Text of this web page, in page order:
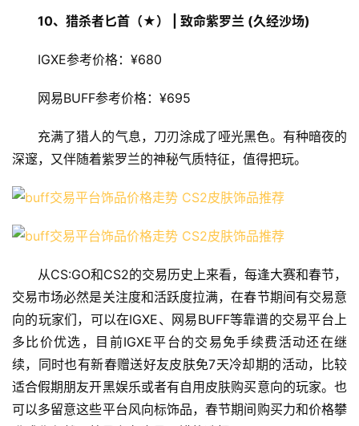
10、猎杀者匕首（★） | 致命紫罗兰 (久经沙场)
IGXE参考价格：¥680
网易BUFF参考价格：¥695
充满了猎人的气息，刀刃涂成了哑光黑色。有种暗夜的
深邃，又伴随着紫罗兰的神秘气质特征，值得把玩。
从CS:GO和CS2的交易历史上来看，每逢大赛和春节，
交易市场必然是关注度和活跃度拉满，在春节期间有交易意
向的玩家们，可以在IGXE、网易BUFF等靠谱的交易平台上
多比价优选，目前IGXE平台的交易免手续费活动还在继
续，同时也有新春赠送好友皮肤免7天冷却期的活动，比较
适合假期朋友开黑娱乐或者有自用皮肤购买意向的玩家。也
可以多留意这些平台风向标饰品，春节期间购买力和价格攀